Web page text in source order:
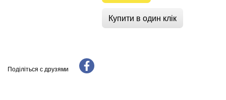
Купити в один клік
Поділіться с друзями